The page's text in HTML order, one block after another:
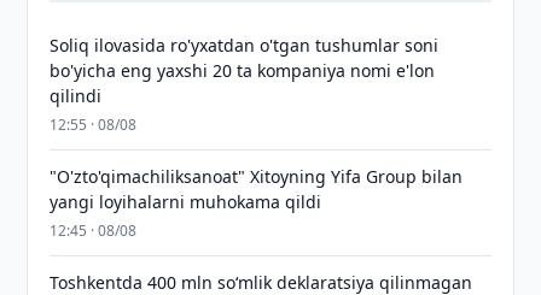
Soliq ilovasida ro'yxatdan o'tgan tushumlar soni
bo'yicha eng yaxshi 20 ta kompaniya nomi e'lon
qilindi
12:55 · 08/08
"O'zto'qimachiliksanoat" Xitoyning Yifa Group bilan
yangi loyihalarni muhokama qildi
12:45 · 08/08
Toshkentda 400 mln so‘mlik deklaratsiya qilinmagan